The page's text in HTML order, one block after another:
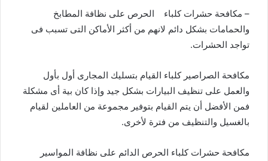
– مكافحة حشرات كلباء
الحرص على نظافة المطابخ
والحمامات بشكل دائم لانهم من أكثر الأماكن التى تسبب فى
تواجد الحشرات.
مكافحة الصراصير كلباء القيام بتسليك المجارى أول بأول
والعمل على تنظيف البيارات بشكل جيد وإذا كان بية أى مشكلة
فمن الأفضل أن يتم القيام بتوفير مجموعة من العاملين لقيام
بالغسيل والتنظيف من فترة لأخرى.
مكافحة حشرات كلباء الحرص الدائم على نظافة المواسير